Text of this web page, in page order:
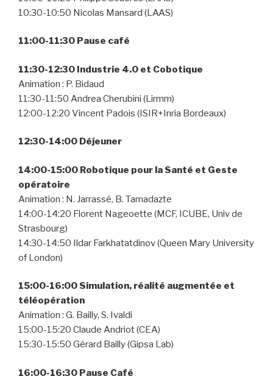
10:30-10:50 Nicolas Mansard (LAAS)
11:00-11:30 Pause café
11:30-12:30 Industrie 4.0 et Cobotique
Animation : P. Bidaud
11:30-11:50 Andrea Cherubini (Lirmm)
12:00-12:20 Vincent Padois (ISIR+Inria Bordeaux)
12:30-14:00 Déjeuner
14:00-15:00 Robotique pour la Santé et Geste
opératoire
Animation : N. Jarrassé, B. Tamadazte
14:00-14:20 Florent Nageoette (MCF, ICUBE, Univ de
Strasbourg)
14:30-14:50 Ildar Farkhatatdinov (Queen Mary University
of London)
15:00-16:00 Simulation, réalité augmentée et
téléopération
Animation : G. Bailly, S. Ivaldi
15:00-15:20 Claude Andriot (CEA)
15:30-15:50 Gérard Bailly (Gipsa Lab)
16:00-16:30 Pause Café